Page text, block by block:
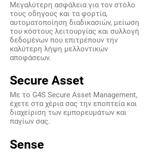
Mεγαλύτερη ασφάλεια για τον στόλο
τους οδηγούς και τα φορτία,
αυτοματοποίηση διαδικασιών, μείωση
του κόστους λειτουργίας και συλλογή
δεδομένων που επιτρέπουν την
καλύτερη λήψη μελλοντικών
αποφάσεων.
Secure Asset
Με το G4S Secure Asset Management,
έχετε στα χέρια σας την εποπτεία και
διαχείριση των εμπορευμάτων και
παγίων σας.
Sense